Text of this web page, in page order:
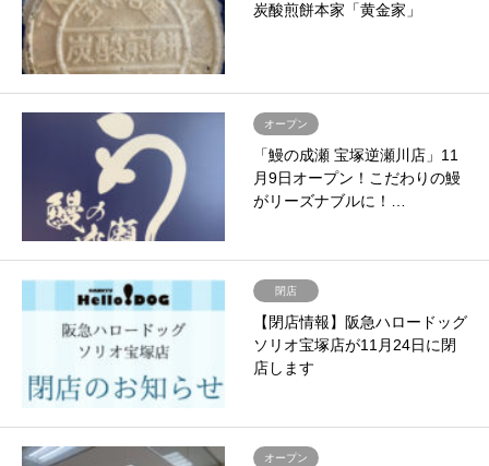
炭酸煎餅本家「黄金家」
オープン
「鰻の成瀬 宝塚逆瀬川店」11
月9日オープン！こだわりの鰻
がリーズナブルに！…
閉店
【閉店情報】阪急ハロードッグ
ソリオ宝塚店が11月24日に閉
店します
オープン